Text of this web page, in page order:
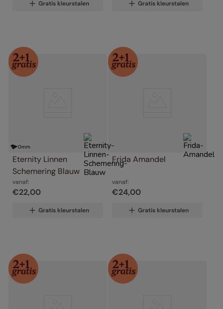
Gratis kleurstalen Gratis kleurstalen
0mm
Eternity Linnen
Schemering Blauw
vanaf:
€22,00
Gratis kleurstalen
Frida Amandel
vanaf:
€24,00
Gratis kleurstalen